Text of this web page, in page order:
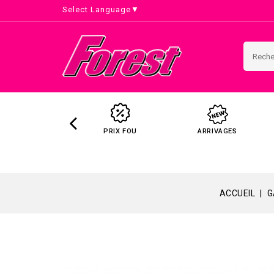
Select Language ▼
PRIX FOU ARRIVAGES
ACCUEIL